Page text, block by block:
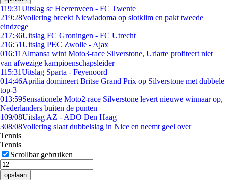
119:31Uitslag sc Heerenveen - FC Twente
219:28Vollering breekt Niewiadoma op slotklim en pakt tweede
eindzege
217:36Uitslag FC Groningen - FC Utrecht
216:51Uitslag PEC Zwolle - Ajax
016:11 Almansa wint Moto3-race Silverstone, Uriarte profiteert niet
van afwezige kampioenschapsleider
115:31Uitslag Sparta - Feyenoord
014:46Aprilia domineert Britse Grand Prix op Silverstone met dubbele
top-3
013:59Sensationele Moto2-race Silverstone levert nieuwe winnaar op,
Nederlanders buiten de punten
109/08Uitslag AZ - ADO Den Haag
308/08Vollering slaat dubbelslag in Nice en neemt geel over
Tennis
Tennis
Scrollbar gebruiken
opslaan